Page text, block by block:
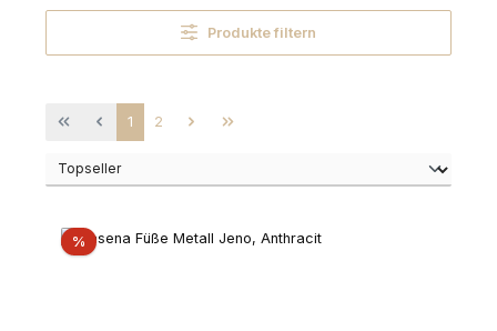
Produkte filtern
Seite
1 Seite
2
%Rabatt